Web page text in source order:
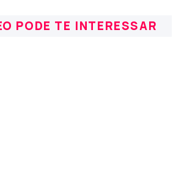
PODE TE INTERESSAR